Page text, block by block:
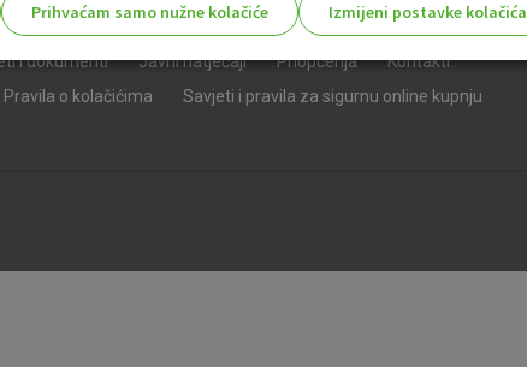
i dokumenti Javni natječaji Priopćenja
Kontakti
Pravila o kolačićima
Savjeti i pravila za sigurnu online kupnju
Prihvaćam samo nužne kolačiće
Izmijeni postavke kolačića